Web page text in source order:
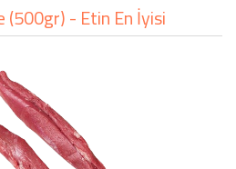
(500gr) - Etin En İyisi